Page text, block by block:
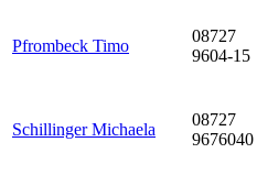
Pfrombeck Timo
08727
9604-15
Schillinger Michaela
08727
9676040